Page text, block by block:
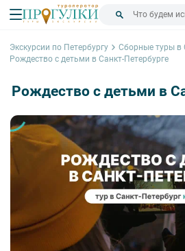
Экскурсии по Петербургу
Сборные туры в
Рождество с детьми в Санкт-Петербурге
Рождество с детьми в